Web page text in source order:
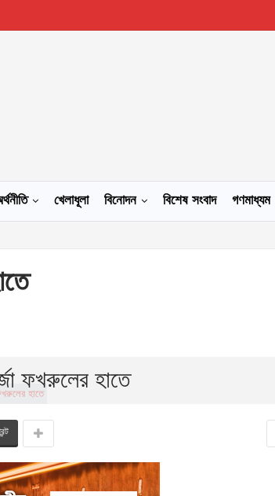
খেলাধূলা বিনোদন বিশেষ সংবাদ গণমাধ্যম
ফখরুলের হাতে